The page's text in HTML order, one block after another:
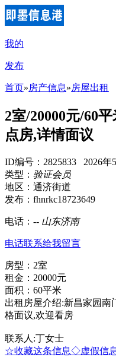
我的
发布
首页»房产信息»房屋出租
2室/20000元/60
点房,详情面议
ID编号：2825833 2026
类型： 验证会员
地区：通济街道
发布：fhnrkc18723649
电话： -- 山东济南
电话联系给我留言
房型：2室
租金：20000元
面积：60平米
出租房屋介绍:新昌家园南
格面议,欢迎看房
联系人:丁女士
☆收藏这条信息◇虚假信